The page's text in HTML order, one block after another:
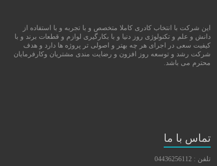
این شرکت با انتخاب کادری کاملا متخصص و با تجربه و با استفاده از
دانش و علم و تکنولوژی روز دنیا و با بکارگیری لوازم و قطعات برند و با
کیفیت سعی در اجرای هر چه بهتر و اصولی تر پروژه ها دارد و هدف
شرکت رشد و توسعه روز افزون و رضایت مندی مشتریان وکارفرمایان
محترم می باشد.
تماس با ما
تلفن : 04436256112